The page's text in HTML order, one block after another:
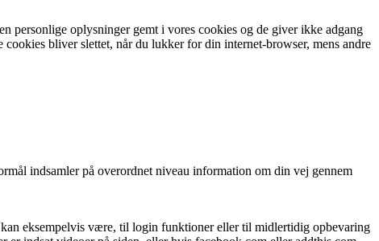
personlige oplysninger gemt i vores cookies og de giver ikke adgang
bliver slettet, når du lukker for din internet-browser, mens andre
indsamler på overordnet niveau information om din vej gennem
eksempelvis være, til login funktioner eller til midlertidig opbevaring